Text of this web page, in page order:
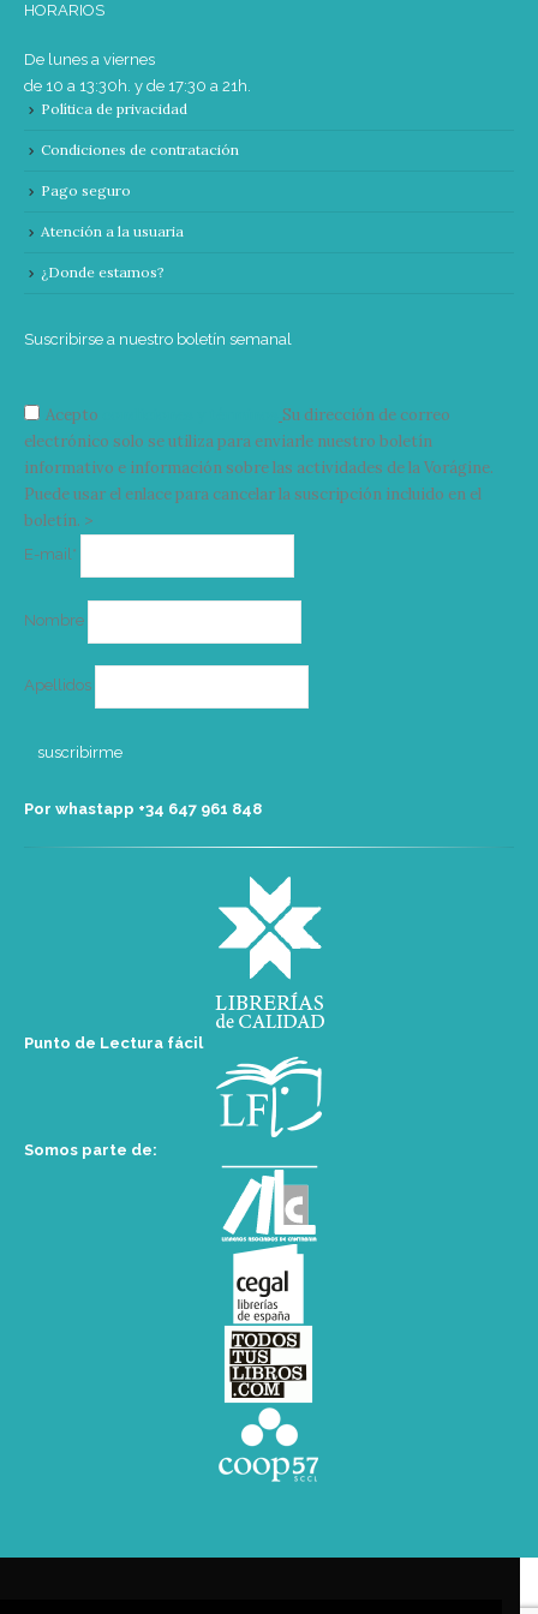
HORARIOS
De lunes a viernes
de 10 a 13:30h. y de 17:30 a 21h.
Política de privacidad
Condiciones de contratación
Pago seguro
Atención a la usuaria
¿Donde estamos?
Suscribirse a nuestro boletín semanal
Acepto
Su dirección de correo
electrónico solo se utiliza para enviarle nuestro boletín
informativo e información sobre las actividades de la Vorágine.
Puede usar el enlace para cancelar la suscripción incluido en el
boletín. >
E-mail*
Nombre
Apellidos
Por whastapp +34 ‭647 961 848‬
Punto de Lectura fácil
Somos parte de: